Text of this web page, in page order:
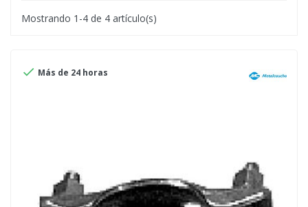
Mostrando 1-4 de 4 artículo(s)
 Más de 24 horas